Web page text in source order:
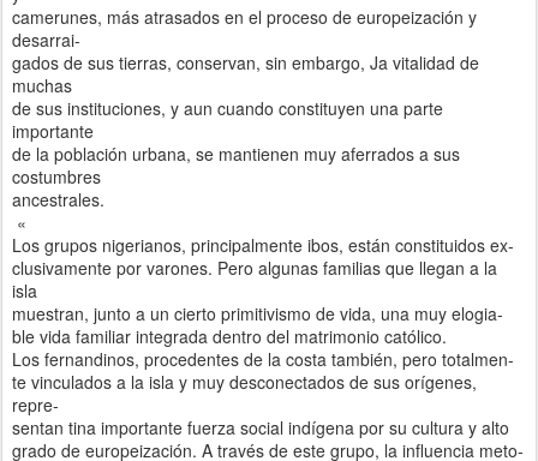
camerunes, más atrasados en el proceso de europeización y
desarrai-
gados de sus tierras, conservan, sin embargo, Ja vitalidad de
muchas
de sus instituciones, y aun cuando constituyen una parte
importante
de la población urbana, se mantienen muy aferrados a sus
costumbres
ancestrales.
«
Los grupos nigerianos, principalmente ibos, están constituidos ex-
clusivamente por varones. Pero algunas familias que llegan a la
isla
muestran, junto a un cierto primitivismo de vida, una muy elogia-
ble vida familiar integrada dentro del matrimonio católico.
Los fernandinos, procedentes de la costa también, pero totalmen-
te vinculados a la isla y muy desconectados de sus orígenes,
repre-
sentan tina importante fuerza social indígena por su cultura y alto
grado de europeización. A través de este grupo, la influencia meto-